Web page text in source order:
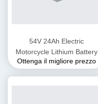
54V 24Ah Electric
Motorcycle Lithium Battery
Ottenga il migliore prezzo